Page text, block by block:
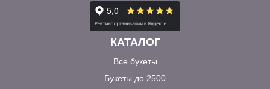
КАТАЛОГ
Все букеты
Букеты до 2500